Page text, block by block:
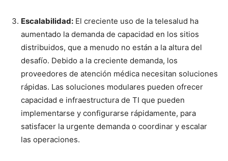
Escalabilidad: El creciente uso de la telesalud ha
aumentado la demanda de capacidad en los sitios
distribuidos, que a menudo no están a la altura del
desafío. Debido a la creciente demanda, los
proveedores de atención médica necesitan soluciones
rápidas. Las soluciones modulares pueden ofrecer
capacidad e infraestructura de TI que pueden
implementarse y configurarse rápidamente, para
satisfacer la urgente demanda o coordinar y escalar
las operaciones.